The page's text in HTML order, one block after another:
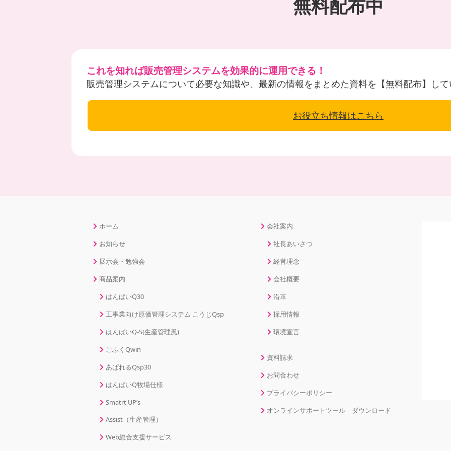
無料配布中
これを知れば販売管理システムを効果的に運用できる！
販売管理システムについて必要な知識や、最新の情報をまとめた資料を【無料配布】し
お役立ち情報はこちら
ホーム
お知らせ
展示会・勉強会
商品案内
はんばいQ30
工事業向け原価管理システム こうじQsp
はんばいQ-S(生産管理風)
ごふくQwin
あぱれるQsp30
はんばいQ牧場仕様
Smatrt UP’s
Assist（生産管理）
Web総合支援サービス
会社案内
社長あいさつ
経営理念
会社概要
沿革
採用情報
環境宣言
資料請求
お問合わせ
プライバシーポリシー
オンラインサポートツール ダウンロード